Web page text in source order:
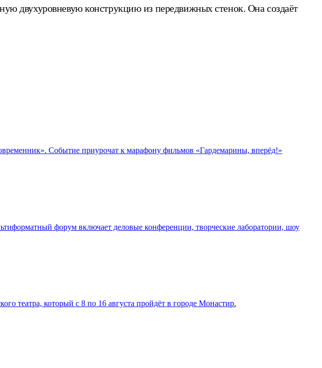
двухуровневую конструкцию из передвижных стенок. Она создаёт
Событие приурочат к марафону фильмов «Гардемарины, вперёд!»
форум включает деловые конференции, творческие лаборатории, шоу
театра, который с 8 по 16 августа пройдёт в городе Монастир.